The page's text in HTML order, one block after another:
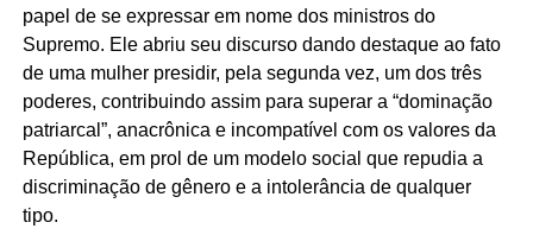
papel de se expressar em nome dos ministros do
Supremo. Ele abriu seu discurso dando destaque ao fato
de uma mulher presidir, pela segunda vez, um dos três
poderes, contribuindo assim para superar a “dominação
patriarcal”, anacrônica e incompatível com os valores da
República, em prol de um modelo social que repudia a
discriminação de gênero e a intolerância de qualquer
tipo.